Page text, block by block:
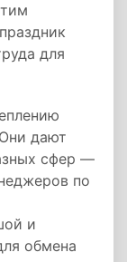
для
дают
сфер —
по
и
обмена